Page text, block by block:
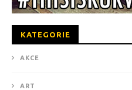
KATEGORIE
AKCE
ART